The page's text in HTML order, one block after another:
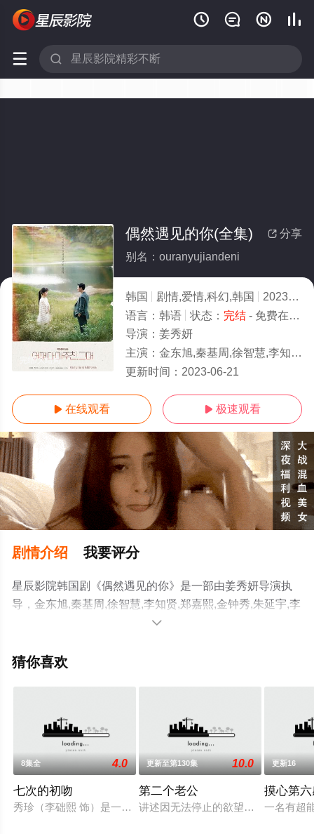
   
 
完结/大结局
 分享
偶然遇见的你(全集)
别名：ouranyujiandeni
韩国 剧情,爱情,科幻,韩国 2023
7.0
语言： 韩语 状态： 完结- 免费在线观看
导演： 姜秀妍
主演： 金东旭,秦基周,徐智慧,李知贤,郑嘉熙,金钟秀,朱延宇,李元郑,李圭会,张锡元,金正英,郑信
更新时间： 2023-06-21
 在线观看  极速观看
剧情介绍 我要评分
星辰影院韩国剧《偶然遇见的你》是一部由姜秀妍导演执
导，金东旭,秦基周,徐智慧,李知贤,郑嘉熙,金钟秀,朱延宇,李
元郑,李圭会,张锡元,金正英,郑信惠,郑在光,林钟允,朴修荣,
国电视剧，大结局剧情已揭晓（完结），手机免费观看高

猜你喜欢
8集全 4.0
七次的初吻
秀珍（李础熙 饰）是一个乐观善良的姑娘，在免税店工作的她
更新至第130集 10.0
第二个老公
讲述因无法停止的欲望造成悲剧、无
更新16
摸心第
一名有超